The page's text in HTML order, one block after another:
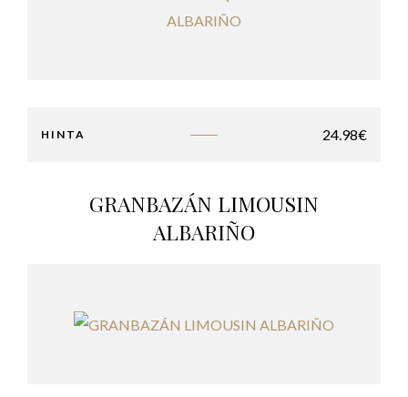
HINTA 24.98€
GRANBAZÁN LIMOUSIN
ALBARIÑO